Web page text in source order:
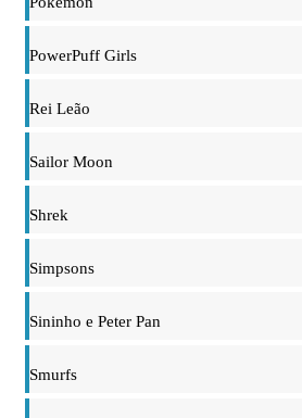
PowerPuff Girls
Rei Leão
Sailor Moon
Shrek
Simpsons
Sininho e Peter Pan
Smurfs